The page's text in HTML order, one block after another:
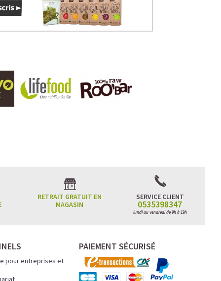
RETRAIT GRATUIT EN
MAGASIN
SERVICE CLIENT
0535398347
lundi au vendredi de 9h à 19h
pour entreprises et
PAIEMENT SÉCURISÉ